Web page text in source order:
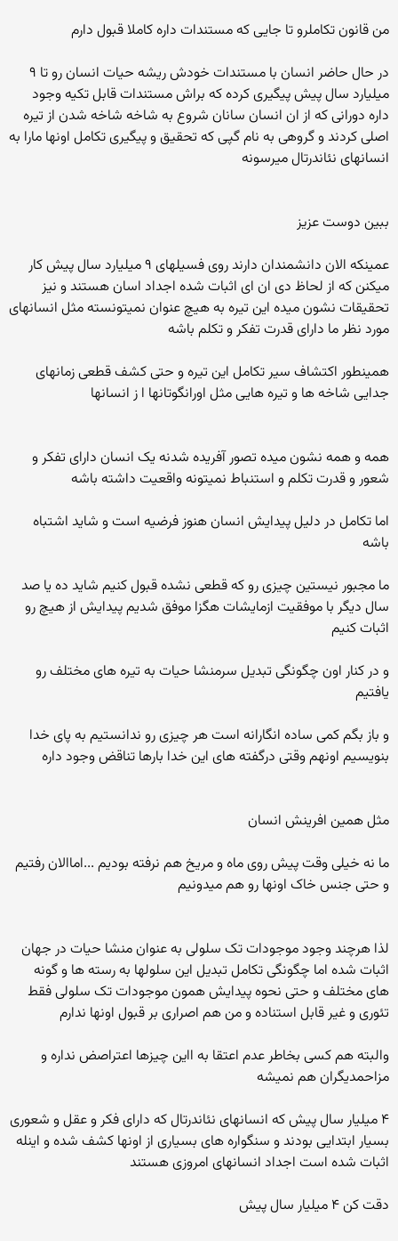
من قانون تکاملرو تا جایی که مستندات داره کاملا قبول دارم
در حال حاضر انسان با مستندات خودش ریشه حیات انسان رو تا ۹
میلیارد سال پیش پیگیری کرده که براش مستندات قابل تکیه وجود
داره دورانی که از ان انسان سانان شروع به شاخه شاخه شدن از تیره
اصلی کردند و گروهی به نام گپی که تحقیق و پیگیری تکامل اونها مارا به
انسانهای نئاندرتال میرسونه
ببین دوست عزیز
عمینکه الان دانشمندان دارند روی فسیلهای ۹ میلیارد سال پیش کار
میکنن که از لحاظ دی ان ای اثبات شده اجداد اسان هستند و نیز
تحقیقات نشون میده این تیره به هیچ عنوان نمیتونسته مثل انسانهای
مورد نظر ما دارای قدرت تفکر و تکلم باشه
همینطور اکتشاف سیر تکامل این تیره و حتی کشف قطعی زمانهای
جدایی شاخه ها و تیره هایی مثل اورانگوتانها ا ز انسانها
همه و همه نشون میده تصور آفریده شدنه یک انسان دارای تفکر و
شعور و قدرت تکلم و استنباط نمیتونه واقعیت داشته باشه
اما تکامل در دلیل پیدایش انسان هنوز فرضیه است و شاید اشتباه
باشه
ما مجبور نیستین چیزی رو که قطعی نشده قبول کنیم شاید ده یا صد
سال دیگر با موفقیت ازمایشات هگزا موفق شدیم پیدایش از هیچ رو
اثبات کنیم
و در کنار اون چگونگی تبدیل سرمنشا حیات به تیره های مختلف رو
یافتیم
و باز بگم کمی ساده انگارانه است هر چیزی رو ندانستیم به پای خدا
بنویسیم اونهم وقتی درگفته های این خدا بارها تناقض وجود داره
مثل همین افرینش انسان
ما نه خیلی وقت پیش روی ماه و مریخ هم نرفته بودیم ...اماالان رفتیم
و حتی جنس خاک اونها رو هم میدونیم
لذا هرچند وجود موجودات تک سلولی به عنوان منشا حیات در جهان
اثبات شده اما چگونگی تکامل تبدیل این سلولها به رسته ها و گونه
های مختلف و حتی نحوه پیدایش همون موجودات تک سلولی فقط
تئوری و غیر قابل استناده و من هم اصراری بر قبول اونها ندارم
والبته هم کسی بخاطر عدم اعتقا به ااین چیزها اعتراصض نداره و
مزاحمدیگران هم نمیشه
۴ میلیار سال پیش که انسانهای نئاندرتال که دارای فکر و عقل و شعوری
بسیار ابتدایی بودند و سنگواره های بسیاری از اونها کشف شده و اینله
اثبات شده است اجداد انسانهای امروزی هستند
دقت کن ۴ میلیار سال پیش